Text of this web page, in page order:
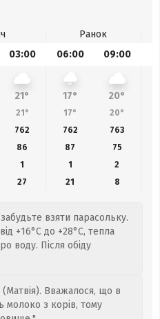
Ранок
03:00 06:00 09:00
21° 17° 20°
21° 17° 20°
762 762 763
86 87 75
1 1
2
27 21 8
взяти парасольку.
+16°C до +28°C, тепла
воду. Після обіду
(Матвія). Вважалося, що в
молоко з корів, тому